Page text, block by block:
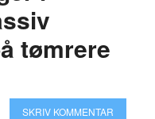
tømrere
SKRIV KOMMENTAR